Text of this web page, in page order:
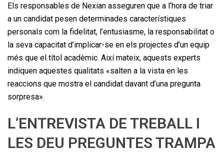
Els responsables de Nexian asseguren que a l’hora de triar
a un candidat pesen determinades característiques
personals com la fidelitat, l’entusiasme, la responsabilitat o
la seva capacitat d’implicar-se en els projectes d’un equip
més que el títol acadèmic. Així mateix, aquests experts
indiquen aquestes qualitats «salten a la vista en les
reaccions que mostra el candidat davant d’una pregunta
sorpresa».
L’ENTREVISTA DE TREBALL I
LES DEU PREGUNTES TRAMPA